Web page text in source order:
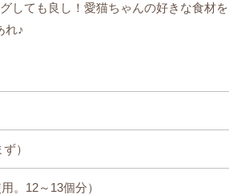
しても良し！愛猫ちゃんの好きな食材を
れ♪
）
。12～13個分）